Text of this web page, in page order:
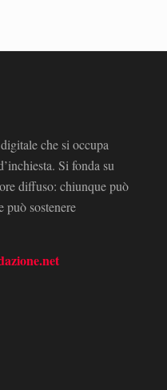
che si occupa
Si fonda su
diffuso: chiunque può
può sostenere